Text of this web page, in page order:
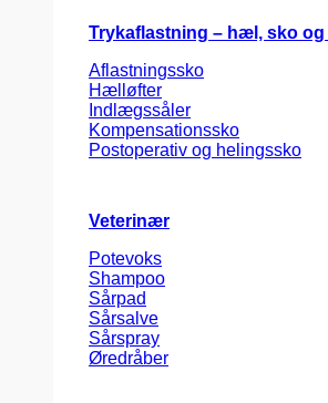
Trykaflastning – hæl, sko og
Aflastningssko
Hælløfter
Indlægssåler
Kompensationssko
Postoperativ og helingssko
Veterinær
Potevoks
Shampoo
Sårpad
Sårsalve
Sårspray
Øredråber